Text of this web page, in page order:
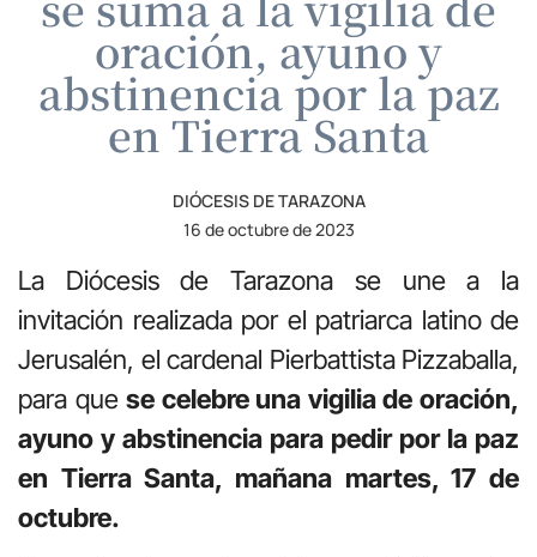
oración, ayuno y
abstinencia por la paz
en Tierra Santa
DIÓCESIS DE TARAZONA
16 de octubre de 2023
La Diócesis de Tarazona se une a la
invitación realizada por el patriarca latino de
Jerusalén, el cardenal Pierbattista Pizzaballa,
para quese celebre una vigilia de oración,
ayuno y abstinencia para pedir por la paz
en Tierra Santa, mañana martes, 17 de
octubre.